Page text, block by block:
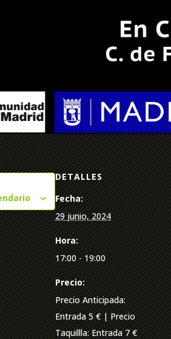
DETALLES
Fecha:
29 junio, 2024
Hora:
17:00 - 19:00
Precio:
Precio Anticipada:
Entrada 5 € | Precio
Taquillla: Entrada 7 €